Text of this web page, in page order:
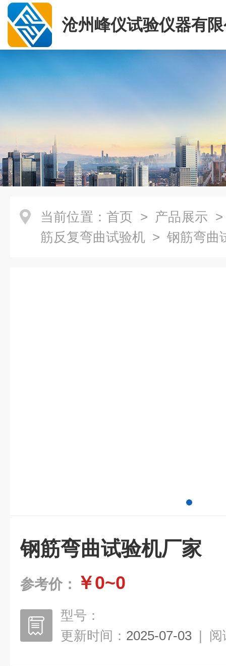
沧州峰仪试验仪器有
当前位置： 首页 > 产品展示
筋反复弯曲试验机 > 钢筋弯曲
钢筋弯曲试验机厂家
参考价： ￥0~0
型号：
更新时间： 2025-07-03 | 阅